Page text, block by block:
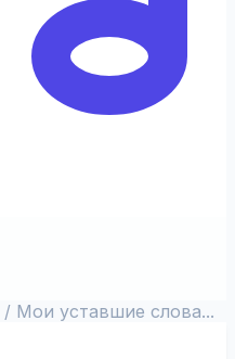
/ Мои уставшие слова...